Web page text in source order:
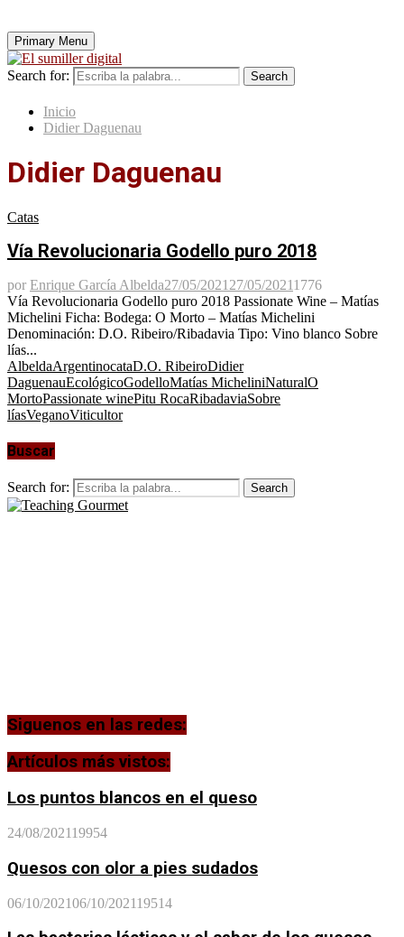
Primary Menu
Search for: Search
Inicio
Didier Daguenau
Didier Daguenau
Catas
Vía Revolucionaria Godello puro 2018
por Enrique García Albelda27/05/2021 27/05/20211776
Vía Revolucionaria Godello puro 2018 Passionate Wine – Matías
Michelini Ficha: Bodega: O Morto – Matías Michelini
Denominación: D.O. Ribeiro/Ribadavia Tipo: Vino blanco Sobre
lías...
AlbeldaArgentinocataD.O. RibeiroDidier
DaguenauEcológicoGodelloMatías MicheliniNaturalO
MortoPassionate winePitu RocaRibadaviaSobre
líasVeganoViticultor
Buscar
Search for: Search
Siguenos en las redes:
Artículos más vistos:
Los puntos blancos en el queso
24/08/202119954
Quesos con olor a pies sudados
06/10/202106/10/202119514